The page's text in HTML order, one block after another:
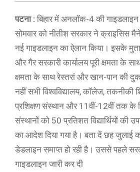
पटना : बिहार में अनलॉक-4 की गाइडलाइन
सोमवार को नीतीश सरकार ने क्राइसिस
नई गाइडलाइन का ऐलान किया। इसके
और गैर सरकारी कार्यालय पूरी क्षमता के
क्षमता के साथ रेस्तरां और खान-पान की
नहीं सभी विश्वविद्यालय, कॉलेज, तकनीकी
प्रशिक्षण संस्थान और 11वीं-12वीं तक के
संस्थानों को 50 प्रतिशत विद्यार्थियों की
का आदेश दिया गया है। बता दें छह जुलाई
डेडलाइन समाप्त हो रही है। उससे पहले
गाइडलाइन जारी कर दी